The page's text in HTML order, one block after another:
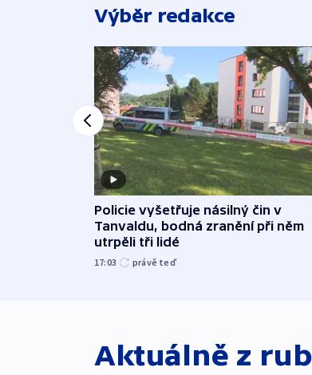
Výběr redakce
Policie vyšetřuje násilný čin v
Tanvaldu, bodná zranění při něm
utrpěli tři lidé
17:03 právě teď
Aktuálně z